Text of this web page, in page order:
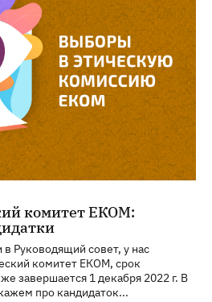
комитет ЕКОМ:
Руководящий совет, у нас
комитет ЕКОМ, срок
завершается 1 декабря 2022 г. В
про кандидаток...